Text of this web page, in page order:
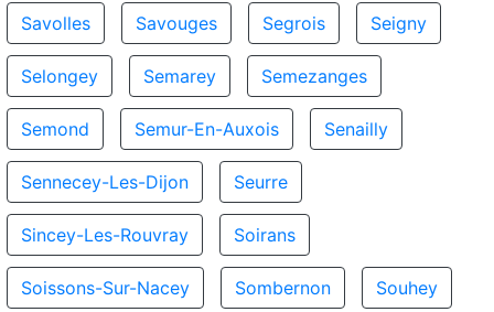
Savolles Savouges Segrois Seigny
Selongey Semarey Semezanges
Semond Semur-En-Auxois Senailly
Sennecey-Les-Dijon Seurre
Sincey-Les-Rouvray Soirans
Soissons-Sur-Nacey Sombernon Souhey